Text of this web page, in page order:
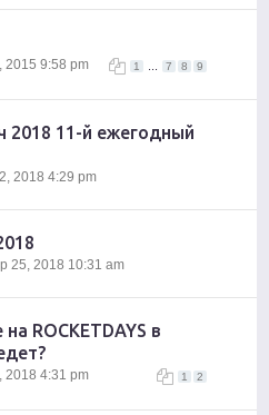
1 7 8 9
2015 9:58 pm
2018 11-й ежегодный
2018 4:29 pm
25, 2018 10:31 am
ROCKETDAYS в
1 2
4:31 pm